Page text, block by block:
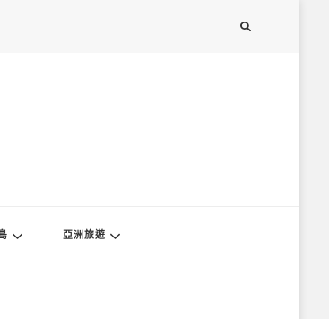
亞洲旅遊